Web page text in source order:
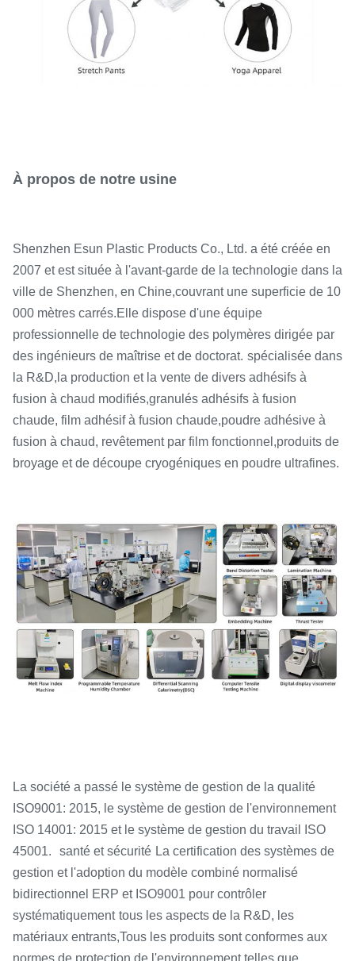
À propos de notre usine
Shenzhen Esun Plastic Products Co., Ltd. a été créée en
2007 et est située à l'avant-garde de la technologie dans la
ville de Shenzhen, en Chine,couvrant une superficie de 10
000 mètres carrés.Elle dispose d'une équipe
professionnelle de technologie des polymères dirigée par
des ingénieurs de maîtrise et de doctorat. spécialisée dans
la R&D, la production et la vente de divers adhésifs à
fusion à chaud modifiés,granulés adhésifs à fusion
chaude, film adhésif à fusion chaude,poudre adhésive à
fusion à chaud, revêtement par film fonctionnel,produits de
broyage et de découpe cryogéniques en poudre ultrafines.
La société a passé le système de gestion de la qualité
ISO9001: 2015, le système de gestion de l'environnement
ISO 14001: 2015 et le système de gestion du travail ISO
45001.
santé et sécurité La certification des systèmes de
gestion et l'adoption du modèle combiné normalisé
bidirectionnel ERP et ISO9001 pour contrôler
systématiquement tous les aspects de la R&D, les
matériaux entrants,Tous les produits sont conformes aux
normes de protection de l'environnement telles que